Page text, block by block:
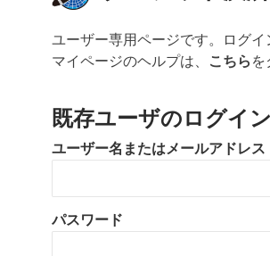
ユーザー専用ページです。ログイ
マイページのヘルプは、
こちら を
既存ユーザのログイン
ユーザー名またはメールアドレス
パスワード